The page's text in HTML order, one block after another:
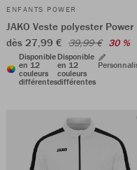
ENFANTS POWER
JAKO Veste polyester Power
dès 27,99 € 39,99 € 30 %
Disponible
en 12
couleurs
différentes
Disponible
en 12
couleurs
différentes